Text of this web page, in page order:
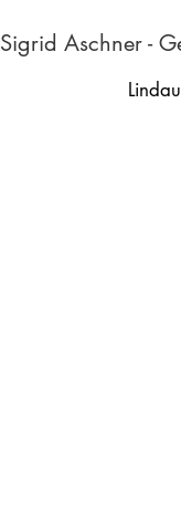
Sigrid Aschner -